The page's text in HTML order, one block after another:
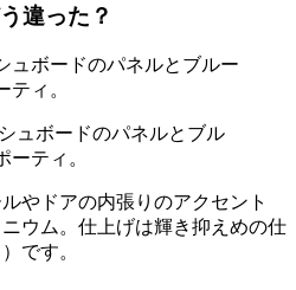
違った？
ュボードのパネルとブル
ーティ。
やドアの内張りのアクセント
ウム。仕上げは輝き抑えめの仕
です。